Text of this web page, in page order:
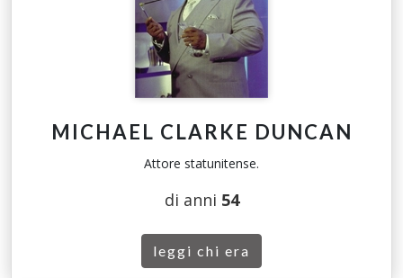
MICHAEL CLARKE DUNCAN
Attore statunitense.
di anni 54
leggi chi era